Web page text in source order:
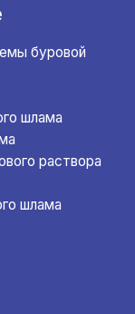
буровой
шлама
раствора
шлама